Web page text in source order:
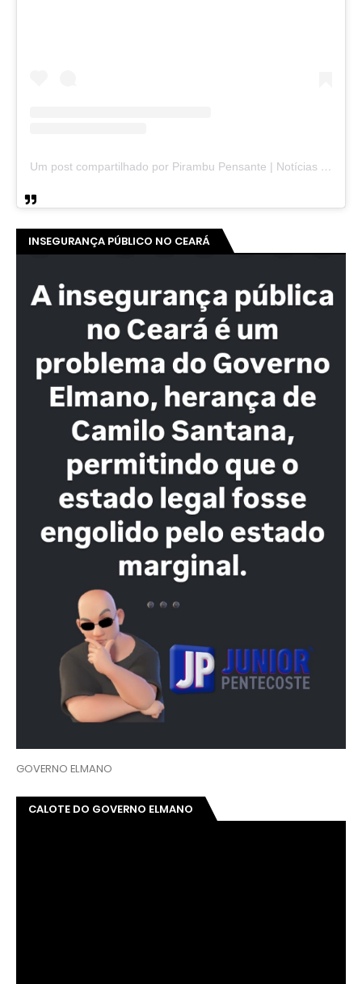
Um post compartilhado por Pirambu Pensante | Notícias & Entretenimento (@pirambupensante)
INSEGURANÇA PÚBLICO NO CEARÁ
GOVERNO ELMANO
CALOTE DO GOVERNO ELMANO